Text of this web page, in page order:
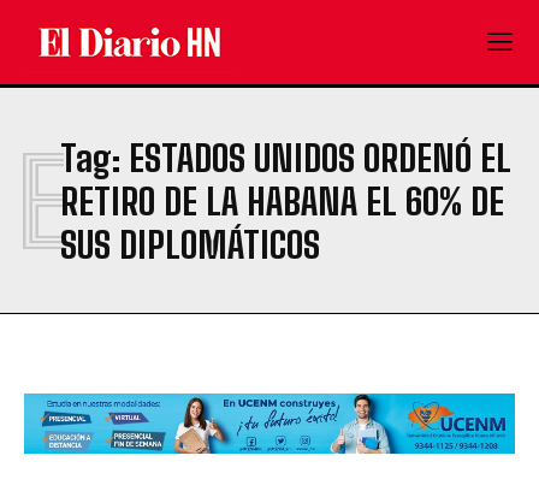
Tag: ESTADOS UNIDOS ORDENÓ EL
RETIRO DE LA HABANA EL 60% DE
SUS DIPLOMÁTICOS
E